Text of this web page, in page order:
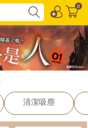
0
清潔吸塵